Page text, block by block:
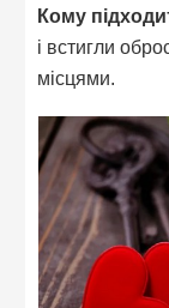
Кому
і встигли
місцями.